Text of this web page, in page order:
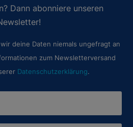
Dann abonniere unseren
deine Daten niemals ungefragt an
zum Newsletterversand
Datenschutzerklärung.